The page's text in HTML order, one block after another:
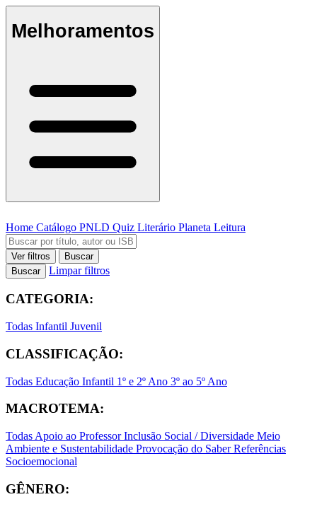
Melhoramentos
Home Catálogo PNLD Quiz Literário Planeta Leitura
Ver filtros
Buscar
Buscar
Limpar filtros
CATEGORIA:
Todas Infantil Juvenil
CLASSIFICAÇÃO:
Todas Educação Infantil 1º e 2º Ano 3º ao 5º Ano
MACROTEMA:
Todas Apoio ao ProfessorInclusão Social / Diversidade Meio
Ambiente e Sustentabilidade Provocação do SaberReferências
Socioemocional
GÊNERO: